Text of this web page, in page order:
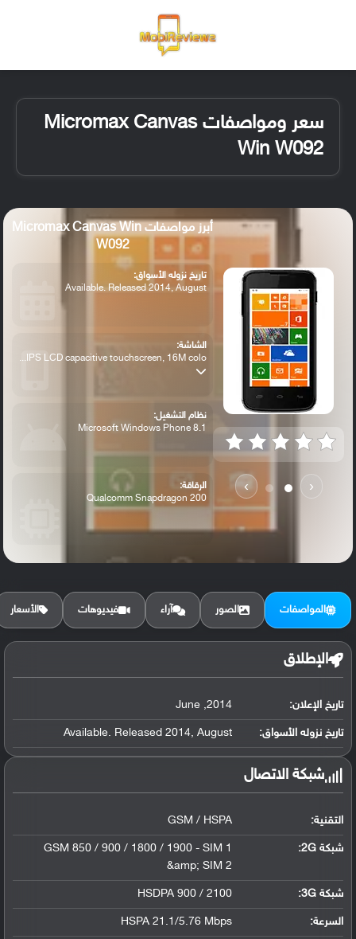
سعر ومواصفات Micromax Canvas
Win W092
‹
›
أبرز مواصفات Micromax Canvas Win
W092
تاريخ نزوله الأسواق:
Available. Released 2014, August
الشاشة:
IPS LCD capacitive touchscreen, 16M colo...
نظام التشغيل:
Microsoft Windows Phone 8.1
الرقاقة:
Qualcomm Snapdragon 200
الرام / التخزين:
المواصفات الصور آراء فيديوهات الأسعار
الإطلاق
تاريخ الإعلان: 2014, June
تاريخ نزوله الأسواق: Available. Released 2014, August
شبكة الاتصال
التقنية: GSM / HSPA
شبكة 2G:
GSM 850 / 900 / 1800 / 1900 - SIM 1
&amp; SIM 2
شبكة 3G :
HSDPA 900 / 2100
السرعة: HSPA 21.1/5.76 Mbps